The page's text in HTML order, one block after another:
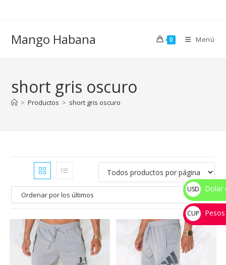
Mango Habana 0 Menú
short gris oscuro
> Productos > short gris oscuro
USD
$
Dolar
CUP
💰
cup
Pesos